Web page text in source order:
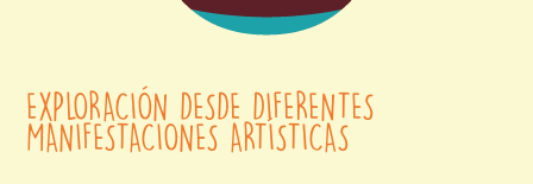
EXPLORACIÓN DESDE DIFERENTES
MANIFESTACIONES ARTÍSTICAS